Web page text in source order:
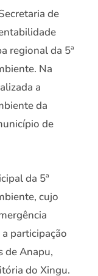
de
regional da 5ª
Na
a
da
de
da 5ª
cujo
participação
de Anapu,
do Xingu.